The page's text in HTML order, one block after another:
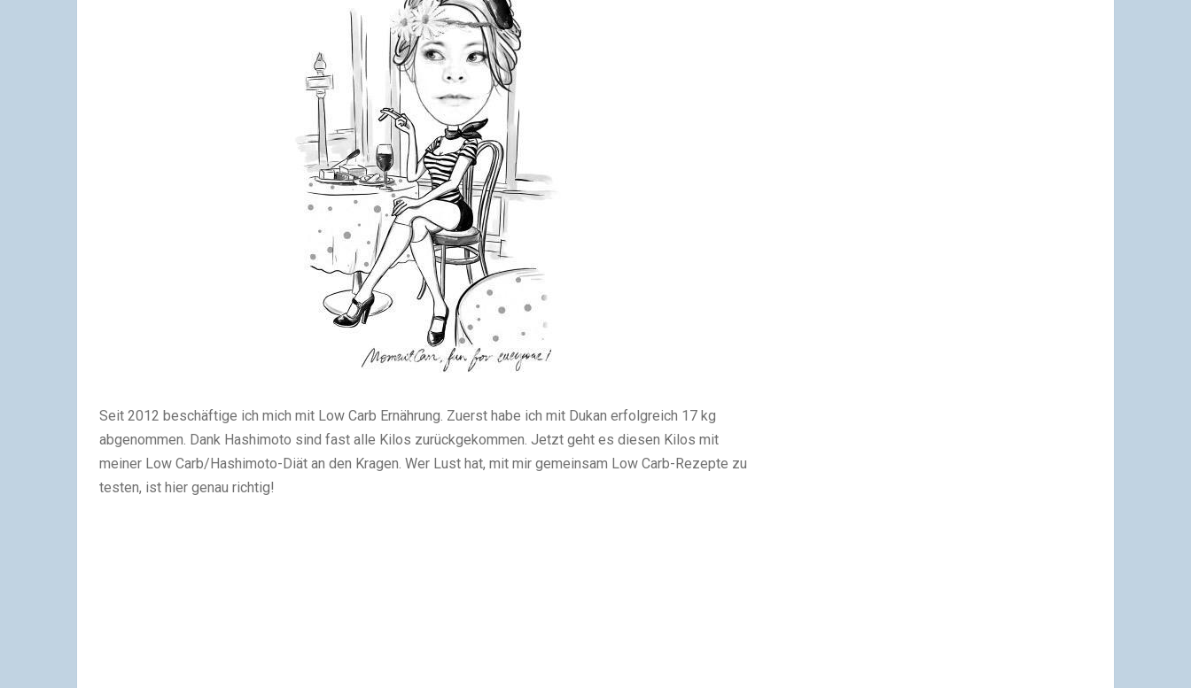
Seit 2012 beschäftige ich mich mit Low Carb Ernährung. Zuerst habe ich mit Dukan erfolgreich 17 kg
abgenommen. Dank Hashimoto sind fast alle Kilos zurückgekommen. Jetzt geht es diesen Kilos mit
meiner Low Carb/Hashimoto-Diät an den Kragen. Wer Lust hat, mit mir gemeinsam Low Carb-Rezepte zu
testen, ist hier genau richtig!